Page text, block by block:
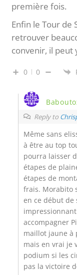
première fois.
Enfin le Tour de
retrouver
convenir, il peut
0 0
Reply to
Même sans
à être au top
pourra laisser
étapes de
étapes de
frais. Morabito
en ce début de
accompagner
maillot jaune à
mais en vrai je
podium si les
pas la victoire